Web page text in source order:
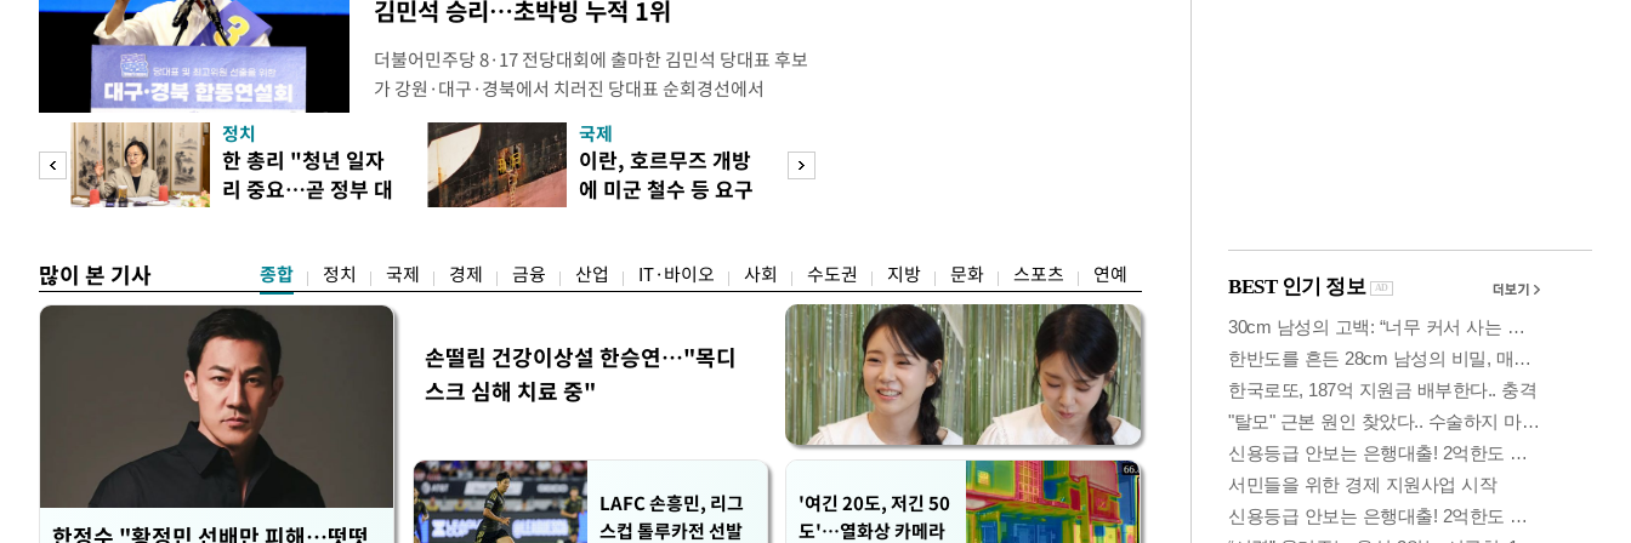
김민석 승리…초박빙 누적 1위
더불어민주당 8·17 전당대회에 출마한 김민석 당대표 후보
가 강원·대구·경북에서 치러진 당대표 순회경선에서
48.54%(1만8977표)를 얻어 상대 경쟁주자인 정청래 후보
를 1622표(4.14%p) 차로 제치고 1위를 차지했다. 전날 제주
·인천 권리당원 투표에서도 김 후보가 앞섰다. 이에 따라 누
적 합산(가중치 미반영)에서도 김 후보(46.01%)가 1위로
피
정치
한 총리 "청년 일자
리 중요…곧 정부 대
국제
이란, 호르무즈 개방
에 미군 철수 등 요구
많이 본 기사 종합 정치 국제 경제 금융 산업 IT·바이오 사회 수도권 지방 문화 스포츠 연예
한정수 "황정민 선배만 피해…떳떳
손떨림 건강이상설 한승연…"목디
스크 심해 치료 중"
LAFC 손흥민, 리그
스컵 톨루카전 선발
'여긴 20도, 저긴 50
도'…열화상 카메라